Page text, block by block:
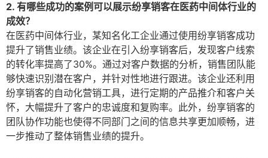
2. 有哪些成功的案例可以展示纷享销客在医药中间体行业的
成效？
在医药中间体行业，某知名化工企业通过使用纷享销客成功
提升了销售业绩。该企业在引入纷享销客后，发现客户线索
的转化率提高了30%。通过对客户数据的分析，销售团队能
够快速识别潜在客户，并针对性地进行跟进。该企业还利用
纷享销客的自动化营销工具，进行定期的产品推介和客户关
怀，大幅提升了客户的忠诚度和复购率。此外，纷享销客的
团队协作功能也使得不同部门之间的信息共享更加顺畅，进
一步推动了整体销售业绩的提升。